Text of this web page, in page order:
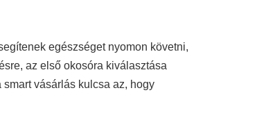
egészséget nyomon követni,
az első okosóra kiválasztása
vásárlás kulcsa az, hogy